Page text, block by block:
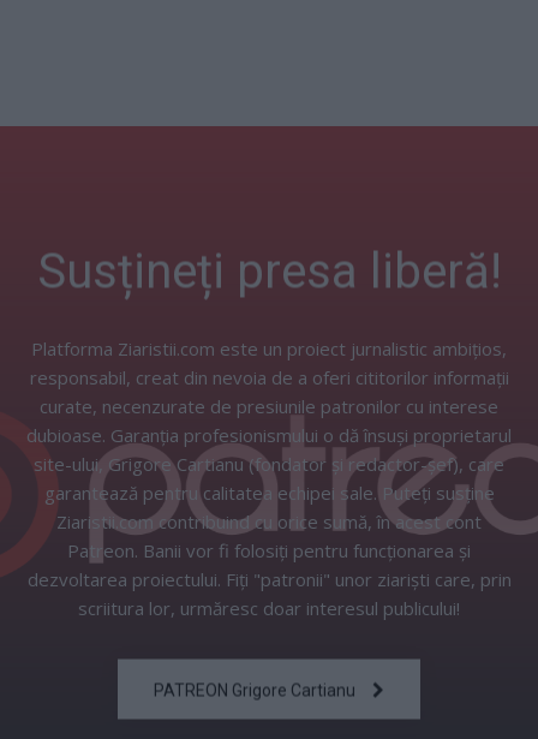
Susțineți presa liberă!
Platforma Ziaristii.com este un proiect jurnalistic ambițios,
responsabil, creat din nevoia de a oferi cititorilor informații
curate, necenzurate de presiunile patronilor cu interese
dubioase. Garanția profesionismului o dă însuși proprietarul
site-ului, Grigore Cartianu (fondator și redactor-șef), care
garantează pentru calitatea echipei sale. Puteți susține
Ziaristii.com contribuind cu orice sumă, în acest cont
Patreon. Banii vor fi folosiți pentru funcționarea și
dezvoltarea proiectului. Fiți "patronii" unor ziariști care, prin
scriitura lor, urmăresc doar interesul publicului!
PATREON Grigore Cartianu